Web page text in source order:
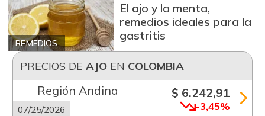
REMEDIOS
El ajo y la menta,
remedios ideales para la
gastritis
PRECIOS DE AJOEN COLOMBIA
Región Andina
07/25/2026
$ 6.242,91
-3,45%